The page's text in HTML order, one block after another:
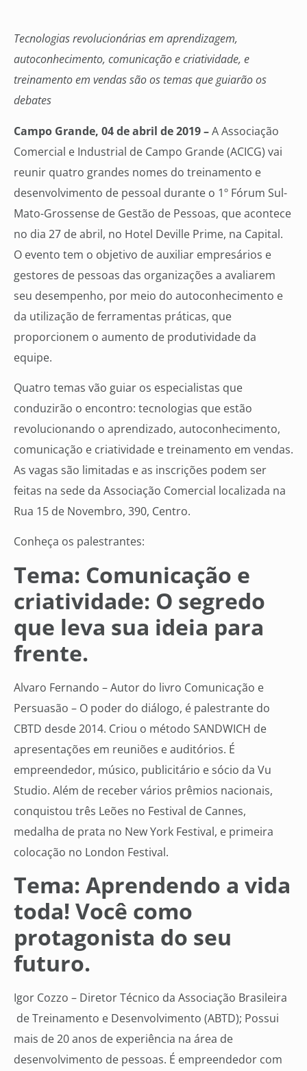
Tecnologias revolucionárias em aprendizagem,
autoconhecimento, comunicação e criatividade, e
treinamento em vendas são os temas que guiarão os
debates
Campo Grande, 04 de abril de 2019 –A Associação
Comercial e Industrial de Campo Grande (ACICG) vai
reunir quatro grandes nomes do treinamento e
desenvolvimento de pessoal durante o 1º Fórum Sul-
Mato-Grossense de Gestão de Pessoas, que acontece
no dia 27 de abril, no Hotel Deville Prime, na Capital.
O evento tem o objetivo de auxiliar empresários e
gestores de pessoas das organizações a avaliarem
seu desempenho, por meio do autoconhecimento e
da utilização de ferramentas práticas, que
proporcionem o aumento de produtividade da
equipe.
Quatro temas vão guiar os especialistas que
conduzirão o encontro: tecnologias que estão
revolucionando o aprendizado, autoconhecimento,
comunicação e criatividade e treinamento em vendas.
As vagas são limitadas e as inscrições podem ser
feitas na sede da Associação Comercial localizada na
Rua 15 de Novembro, 390, Centro.
Conheça os palestrantes:
Tema: Comunicação e
criatividade: O segredo
que leva sua ideia para
frente.
Alvaro Fernando – Autor do livro Comunicação e
Persuasão – O poder do diálogo, é palestrante do
CBTD desde 2014. Criou o método SANDWICH de
apresentações em reuniões e auditórios. É
empreendedor, músico, publicitário e sócio da Vu
Studio. Além de receber vários prêmios nacionais,
conquistou três Leões no Festival de Cannes,
medalha de prata no New York Festival, e primeira
colocação no London Festival.
Tema: Aprendendo a vida
toda! Você como
protagonista do seu
futuro.
Igor Cozzo – Diretor Técnico da Associação Brasileira
de Treinamento e Desenvolvimento (ABTD); Possui
mais de 20 anos de experiência na área de
desenvolvimento de pessoas. É empreendedor com